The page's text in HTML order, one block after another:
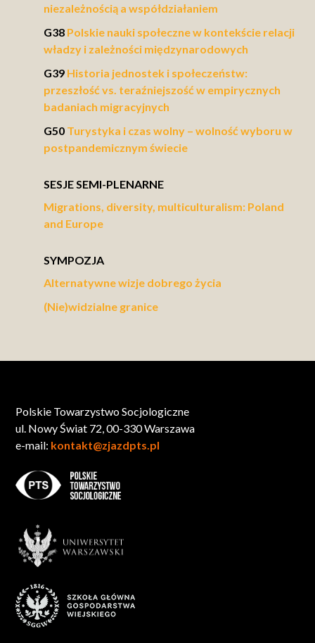
niezależnością a współdziałaniem
G38 Polskie nauki społeczne w kontekście relacji
władzy i zależności międzynarodowych
G39 Historia jednostek i społeczeństw:
przeszłość vs. teraźniejszość w empirycznych
badaniach migracyjnych
G50 Turystyka i czas wolny – wolność wyboru w
postpandemicznym świecie
SESJE SEMI-PLENARNE
Migrations, diversity, multiculturalism: Poland
and Europe
SYMPOZJA
Alternatywne wizje dobrego życia
(Nie)widzialne granice
Polskie Towarzystwo Socjologiczne
ul. Nowy Świat 72, 00-330 Warszawa
e-mail: kontakt@zjazdpts.pl